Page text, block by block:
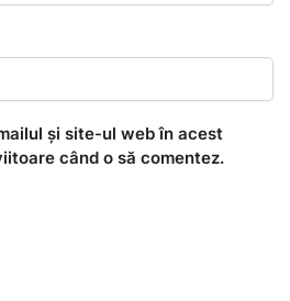
și site-ul web în acest
când o să comentez.